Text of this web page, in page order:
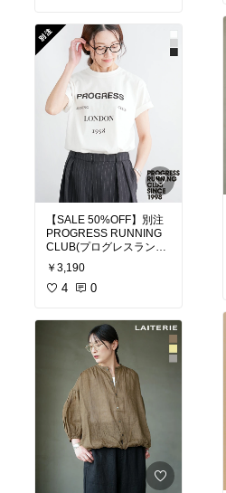
ト グレー ブラック [poch
e-ps-wpt] セール
【SALE 50%OFF】別注
PROGRESS RUNNING
CLUB(プログレスランニ
S T ロンドン ショートス
リーブティー 半袖Tシャ
S-WHLONDONCTN] セ
￥3,190
4 0